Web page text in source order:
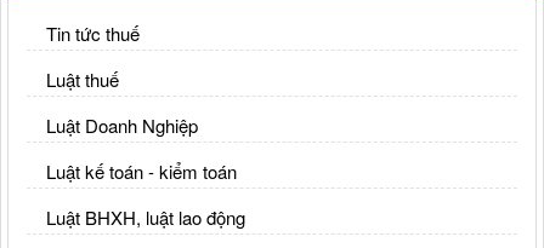
Tin tức thuế
Luật thuế
Luật Doanh Nghiệp
Luật kế toán - kiểm toán
Luật BHXH, luật lao động